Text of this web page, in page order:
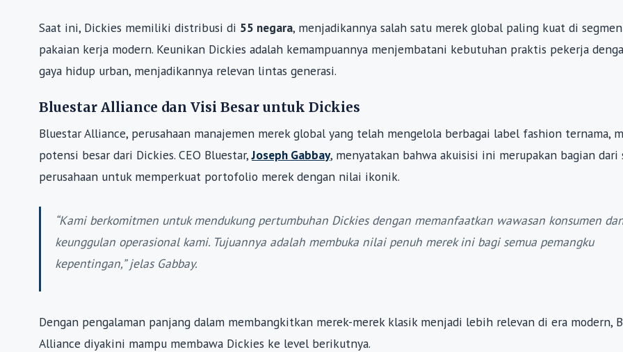
Saat ini, Dickies memiliki distribusi di 55 negara, menjadikannya salah satu merek global paling kuat di segmen
pakaian kerja modern. Keunikan Dickies adalah kemampuannya menjembatani kebutuhan praktis pekerja
gaya hidup urban, menjadikannya relevan lintas generasi.
Bluestar Alliance dan Visi Besar untuk Dickies
Bluestar Alliance, perusahaan manajemen merek global yang telah mengelola berbagai label fashion ternama,
potensi besar dari Dickies. CEO Bluestar,Joseph Gabbay, menyatakan bahwa akuisisi ini merupakan bagian dari
perusahaan untuk memperkuat portofolio merek dengan nilai ikonik.
“Kami berkomitmen untuk mendukung pertumbuhan Dickies dengan memanfaatkan wawasan konsumen
keunggulan operasional kami. Tujuannya adalah membuka nilai penuh merek ini bagi semua pemangku
kepentingan,” jelas Gabbay.
Dengan pengalaman panjang dalam membangkitkan merek-merek klasik menjadi lebih relevan di era modern,
Alliance diyakini mampu membawa Dickies ke level berikutnya.